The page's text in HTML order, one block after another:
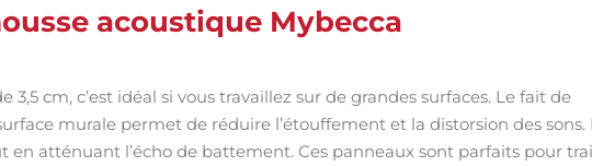
acoustique Mybecca
cm, c’est idéal si vous travaillez sur de grandes surfaces. Le fait de
murale permet de réduire l’étouffement et la distorsion des sons.
en atténuant l’écho de battement. Ces panneaux sont parfaits pour